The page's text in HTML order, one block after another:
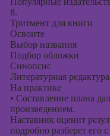
8.
Тритмент для книги
Освоите
Выбор названия
Подбор обложки
Синопсис
Литературная редактура
На практике
• Составление плана
произведением.
Наставник оценит
подробно разберет его